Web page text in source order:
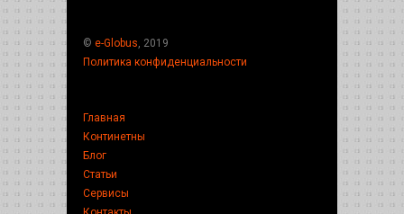
© e-Globus , 2019
Политика конфиденциальности
Главная
Континетны
Блог
Статьи
Сервисы